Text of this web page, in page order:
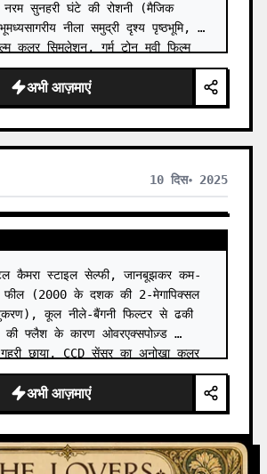
सुनहरी घंटे की रोशनी (मैजिक
नीला समुद्री दृश्य पृष्ठभूमि,
कलर सिमुलेशन, गर्म टोन मूवी फिल्म
अभी आज़माएं
10 दिस॰ 2025
कैमरा स्टाइल सेल्फी, जानबूझकर कम-
फील (2000 के दशक की 2-मेगापिक्सल
कूल नीले-बैंगनी फिल्टर से ढकी
की फ्लैश के कारण ओवरएक्सपोज़्ड
छाया, CCD सेंसर का अनोखा कलर
अभी आज़माएं